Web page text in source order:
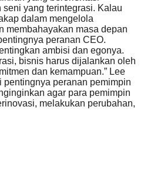
yang terintegrasi. Kalau
dalam mengelola
membahayakan masa depan
peranan CEO.
ambisi dan egonya.
bisnis harus dijalankan oleh
dan kemampuan.” Lee
pentingnya peranan pemimpin
agar para pemimpin
melakukan perubahan,